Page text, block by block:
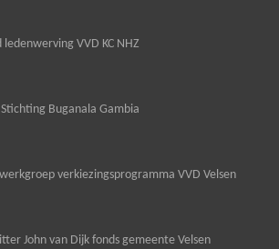
VVD KC NHZ
Buganala Gambia
verkiezingsprogramma VVD Velsen
John van Dijk fonds gemeente Velsen